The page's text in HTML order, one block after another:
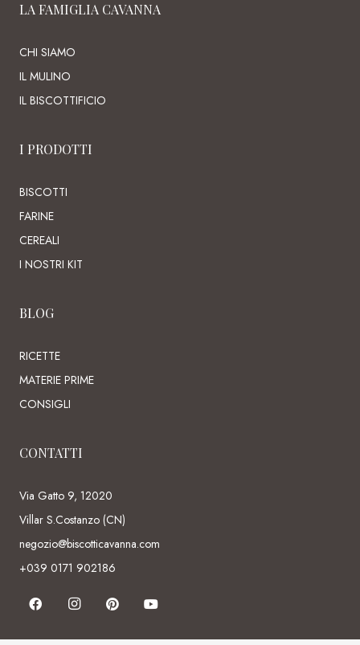
LA FAMIGLIA CAVANNA
CHI SIAMO
IL MULINO
IL BISCOTTIFICIO
I PRODOTTI
BISCOTTI
FARINE
CEREALI
I NOSTRI KIT
BLOG
RICETTE
MATERIE PRIME
CONSIGLI
CONTATTI
Via Gatto 9, 12020
Villar S.Costanzo (CN)
negozio@biscotticavanna.com
+039 0171 902186